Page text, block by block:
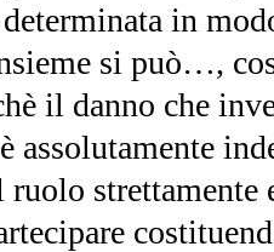
in
si può…,
il danno che
assolutamente
strettamente